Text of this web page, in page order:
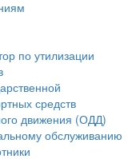
по утилизации
средств
движения (ОДД)
обслуживанию